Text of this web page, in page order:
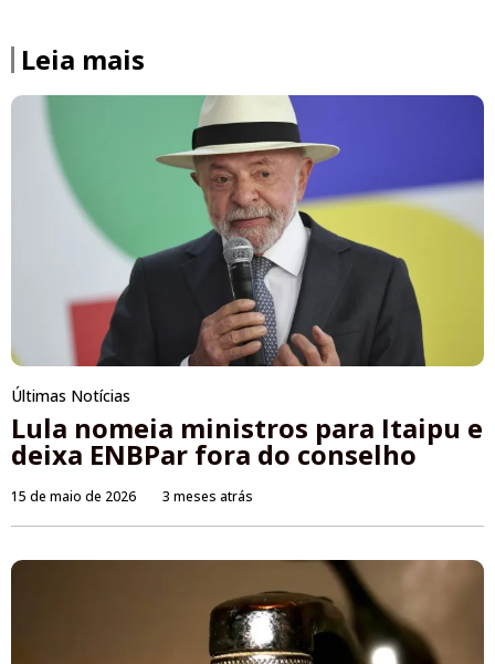
Leia mais
Últimas Notícias
Lula nomeia ministros para Itaipu e
deixa ENBPar fora do conselho
15 de maio de 2026 3 meses atrás